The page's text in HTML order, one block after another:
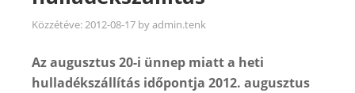
Közzétéve:2012-08-17 byadmin.tenk
Az augusztus 20-i ünnep miatt a heti
hulladékszállítás időpontja 2012. augusztus